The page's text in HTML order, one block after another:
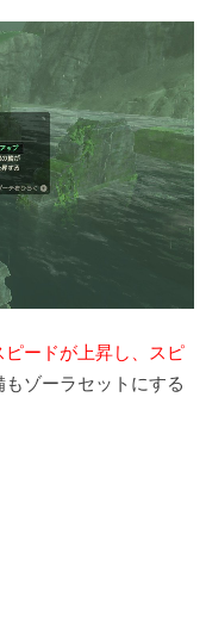
ピードが上昇し、スピ
もゾーラセットにする